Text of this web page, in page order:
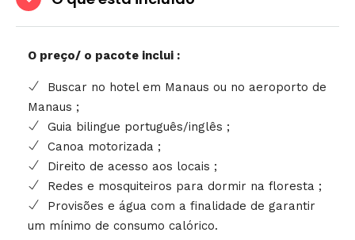
O preço/ o pacote inclui :
Buscar no hotel em Manaus ou no aeroporto de
Manaus ;
Guia bilingue português/inglês ;
Canoa motorizada ;
Direito de acesso aos locais ;
Redes e mosquiteiros para dormir na floresta ;
Provisões e água com a finalidade de garantir
um mínimo de consumo calórico.